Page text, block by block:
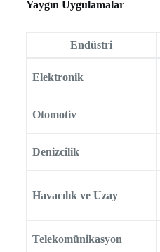
Yaygın Uygulamalar
Endüstri
Elektronik
Otomotiv
Denizcilik
Havacılık ve Uzay
Telekomünikasyon